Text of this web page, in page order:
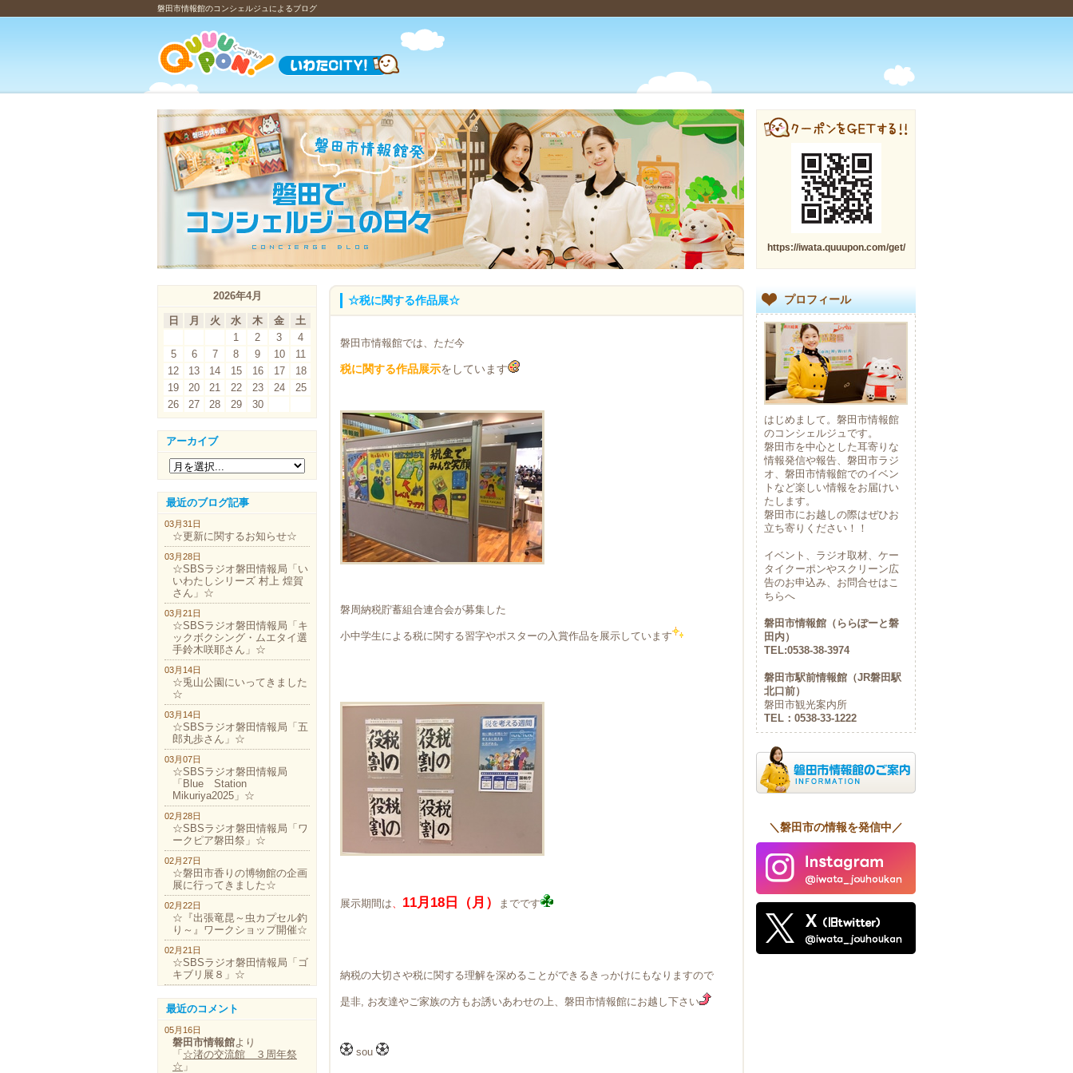
磐田市情報館のコンシェルジュによるブログ
☆税に関する作品展☆
磐田市情報館では、ただ今
税に関する作品展示をしています
磐周納税貯蓄組合連合会が募集した
小中学生による税に関する習字やポスターの入賞作品を展示しています
展示期間は 11月18日（月） までです
納税の大切さや税に関する理解を深めることができるきっかけにもなりますので
是非, お友達やご家族の方もお誘いあわせの上、磐田市情報館にお越し下さい
sou
2026年4月
日 月 火 水 木 金
土
1
2 3
4
5
6 7 8 9 10
11
12
13 14 15 16 17
18
19
20 21 22 23 24
25
26
27 28 29 30
アーカイブ
最近のブログ記事
03月31日
☆更新に関するお知らせ☆
03月28日
☆SBSラジオ磐田情報局「い
いわたしシリーズ 村上 煌賀
さん」☆
03月21日
☆SBSラジオ磐田情報局「キ
ックボクシング・ムエタイ選
手鈴木咲耶さん」☆
03月14日
☆兎山公園にいってきました
☆
03月14日
☆SBSラジオ磐田情報局「五
郎丸歩さん」☆
03月07日
☆SBSラジオ磐田情報局
「Blue Station
Mikuriya2025」☆
02月28日
☆SBSラジオ磐田情報局「ワ
ークピア磐田祭」☆
02月27日
☆磐田市香りの博物館の企画
展に行ってきました☆
02月22日
☆『出張竜昆～虫カプセル釣
り～』ワークショップ開催☆
02月21日
☆SBSラジオ磐田情報局「ゴ
キブリ展８」☆
最近のコメント
05月16日
磐田市情報館より
「 ☆渚の交流館 ３周年祭
☆ 」
https://iwata.quuupon.com/get/
プロフィール
はじめまして。磐田市情報館
のコンシェルジュです。
磐田市を中心とした耳寄りな
情報発信や報告、磐田市ラジ
オ、磐田市情報館でのイベン
トなど楽しい情報をお届けい
たします。
磐田市にお越しの際はぜひお
立ち寄りください！！
イベント、ラジオ取材、ケー
タイクーポンやスクリーン広
告のお申込み、お問合せはこ
ちらへ
磐田市情報館（ららぽーと磐
田内）
TEL:0538-38-3974
磐田市駅前情報館（JR磐田駅
北口前）
磐田市観光案内所
TEL：0538-33-1222
＼磐田市の情報を発信中／